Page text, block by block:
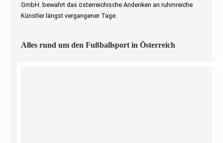
GmbH. bewahrt das österreichische Andenken an ruhmreiche
Künstler längst vergangener Tage.
Alles rund um den Fußballsport in Österreich